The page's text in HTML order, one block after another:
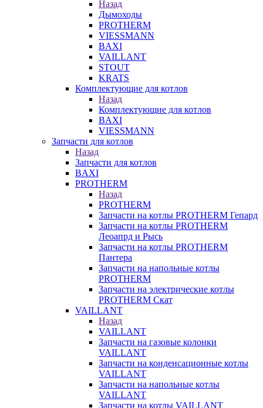
Назад
Дымоходы
PROTHERM
VIESSMANN
BAXI
VAILLANT
STOUT
KRATS
Комплектующие для котлов
Назад
Комплектующие для котлов
BAXI
VIESSMANN
Запчасти для котлов
Назад
Запчасти для котлов
BAXI
PROTHERM
Назад
PROTHERM
Запчасти на котлы PROTHERM Гепард
Запчасти на котлы PROTHERM
Леоапрд и Рысь
Запчасти на котлы PROTHERM
Пантера
Запчасти на напольные котлы
PROTHERM
Запчасти на электрические котлы
PROTHERM Скат
VAILLANT
Назад
VAILLANT
Запчасти на газовые колонки
VAILLANT
Запчасти на конденсационные котлы
VAILLANT
Запчасти на напольные котлы
VAILLANT
Запчасти на котлы VAILLANT